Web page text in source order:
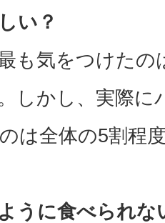
い？
も気をつけた
しかし、実際
は全体の5割程
うに食べられ